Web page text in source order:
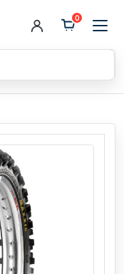
0